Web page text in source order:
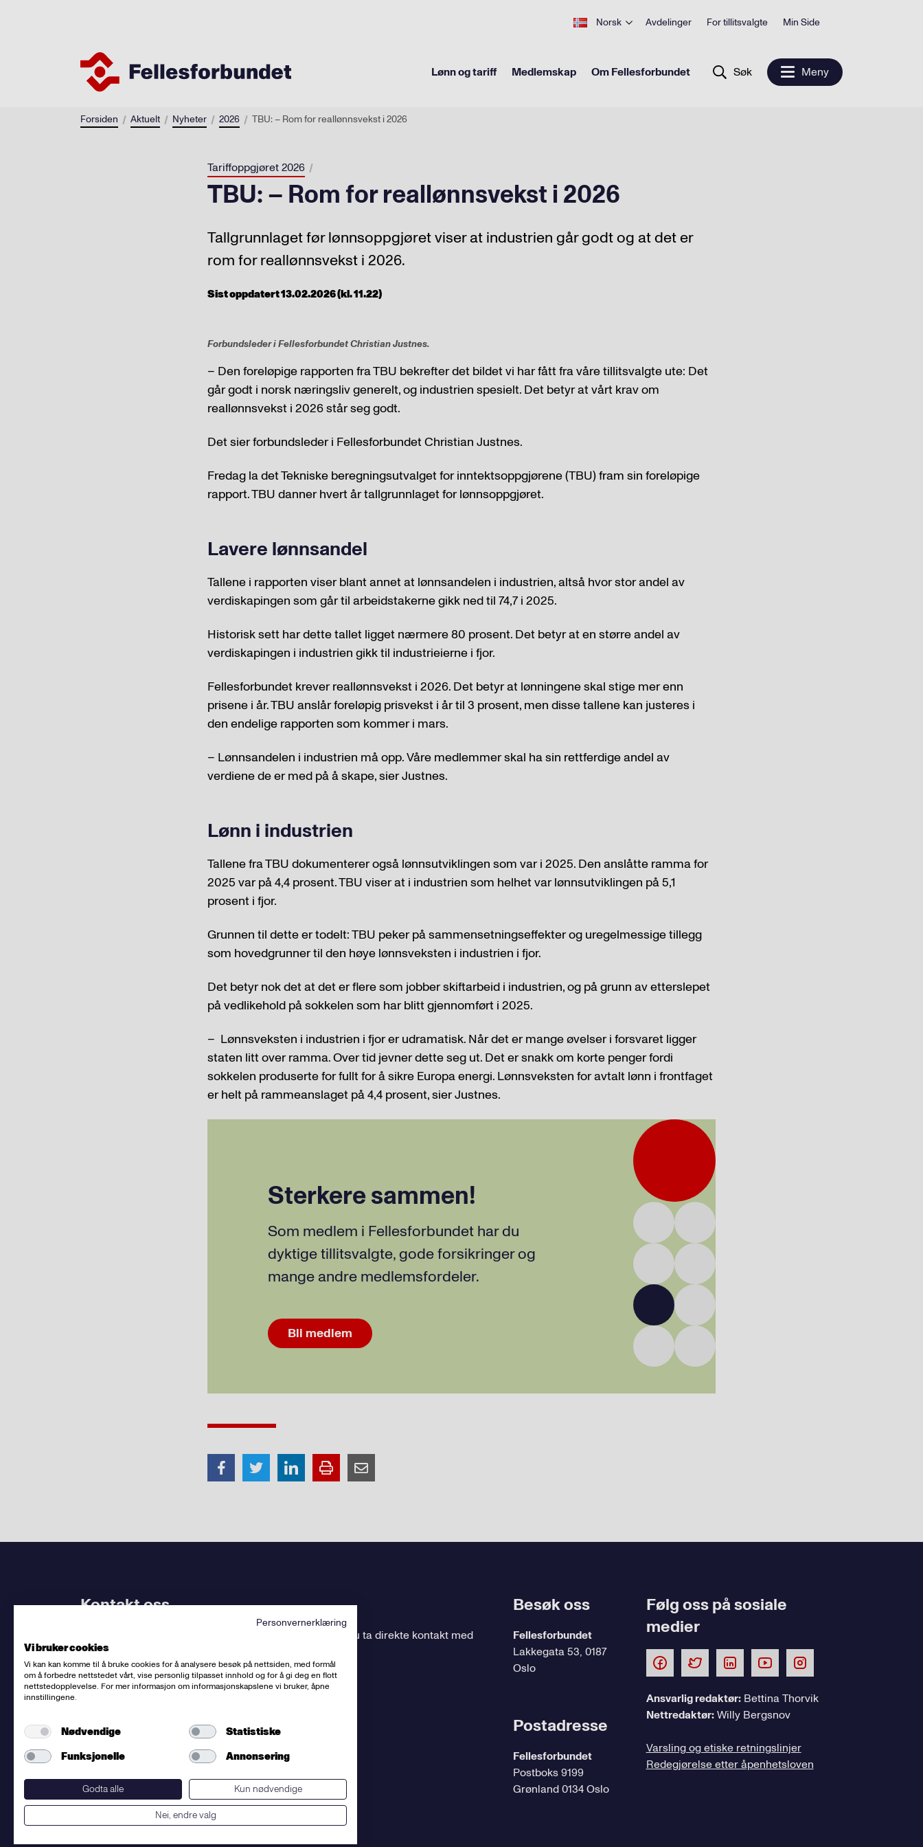
Norsk Avdelinger For tillitsvalgte Min Side
Lønn og tariff Medlemskap Om Fellesforbundet Søk Meny
Forsiden Aktuelt Nyheter 2026 TBU: – Rom for reallønnsvekst i 2026
Tariffoppgjøret 2026
TBU: – Rom for reallønnsvekst i 2026
Tallgrunnlaget før lønnsoppgjøret viser at industrien går godt og at det er
rom for reallønnsvekst i 2026.
Sist oppdatert 13.02.2026 (kl. 11.22)
Forbundsleder i Fellesforbundet Christian Justnes.
– Den foreløpige rapporten fra TBU bekrefter det bildet vi har fått fra våre tillitsvalgte ute: Det
går godt i norsk næringsliv generelt, og industrien spesielt. Det betyr at vårt krav om
reallønnsvekst i 2026 står seg godt.
Det sier forbundsleder i Fellesforbundet Christian Justnes.
Fredag la det Tekniske beregningsutvalget for inntektsoppgjørene (TBU) fram sin foreløpige
rapport. TBU danner hvert år tallgrunnlaget for lønnsoppgjøret.
Lavere lønnsandel
Tallene i rapporten viser blant annet at lønnsandelen i industrien, altså hvor stor andel av
verdiskapingen som går til arbeidstakerne gikk ned til 74,7 i 2025.
Historisk sett har dette tallet ligget nærmere 80 prosent. Det betyr at en større andel av
verdiskapingen i industrien gikk til industrieierne i fjor.
Fellesforbundet krever reallønnsvekst i 2026. Det betyr at lønningene skal stige mer enn
prisene i år. TBU anslår foreløpig prisvekst i år til 3 prosent, men disse tallene kan justeres i
den endelige rapporten som kommer i mars.
– Lønnsandelen i industrien må opp. Våre medlemmer skal ha sin rettferdige andel av
verdiene de er med på å skape, sier Justnes.
Lønn i industrien
Tallene fra TBU dokumenterer også lønnsutviklingen som var i 2025. Den anslåtte ramma for
2025 var på 4,4 prosent. TBU viser at i industrien som helhet var lønnsutviklingen på 5,1
prosent i fjor.
Grunnen til dette er todelt: TBU peker på sammensetningseffekter og uregelmessige tillegg
som hovedgrunner til den høye lønnsveksten i industrien i fjor.
Det betyr nok det at det er flere som jobber skiftarbeid i industrien, og på grunn av etterslepet
på vedlikehold på sokkelen som har blitt gjennomført i 2025.
– Lønnsveksten i industrien i fjor er udramatisk. Når det er mange øvelser i forsvaret ligger
staten litt over ramma. Over tid jevner dette seg ut. Det er snakk om korte penger fordi
sokkelen produserte for fullt for å sikre Europa energi. Lønnsveksten for avtalt lønn i frontfaget
er helt på rammeanslaget på 4,4 prosent, sier Justnes.
Sterkere sammen!
Som medlem i Fellesforbundet har du
dyktige tillitsvalgte, gode forsikringer og
mange andre medlemsfordeler.
Bli medlem
Kontakt oss
, kan du ta direkte kontakt med
dem.
Sentralbord:(+47) 23 06 31 00
Fellesforbundet
org.nr: 950956828
Om personvern og informasjonskapsler
Besøk oss
Fellesforbundet
Lakkegata 53, 0187
Oslo
Postadresse
Fellesforbundet
Postboks 9199
Grønland 0134 Oslo
Følg oss på sosiale
medier
Ansvarlig redaktør:Bettina Thorvik
Nettredaktør:Willy Bergsnov
Varsling og etiske retningslinjer
Redegjørelse etter åpenhetsloven
Personvernerklæring
Vi bruker cookies
Vi kan kan komme til å bruke cookies for å analysere besøk på nettsiden, med formål
om å forbedre nettstedet vårt, vise personlig tilpasset innhold og for å gi deg en flott
nettstedopplevelse. For mer informasjon om informasjonskapslene vi bruker, åpne
innstillingene.
Nødvendige
Statistiske
Funksjonelle
Annonsering
Godta alle
Kun nødvendige
Nei, endre valg